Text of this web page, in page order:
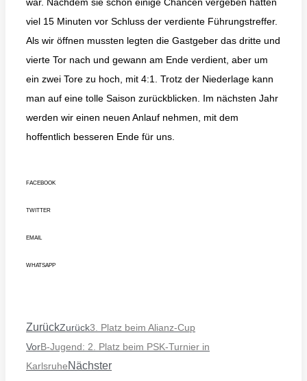
viel 15 Minuten vor Schluss der verdiente Führungstreffer.
Als wir öffnen mussten legten die Gastgeber das dritte und
vierte Tor nach und gewann am Ende verdient, aber um
ein zwei Tore zu hoch, mit 4:1. Trotz der Niederlage kann
man auf eine tolle Saison zurückblicken. Im nächsten Jahr
werden wir einen neuen Anlauf nehmen, mit dem
hoffentlich besseren Ende für uns.
FACEBOOK
TWITTER
EMAIL
WHATSAPP
ZurückZurück3. Platz beim Alianz-Cup
VorB-Jugend: 2. Platz beim PSK-Turnier in
KarlsruheNächster